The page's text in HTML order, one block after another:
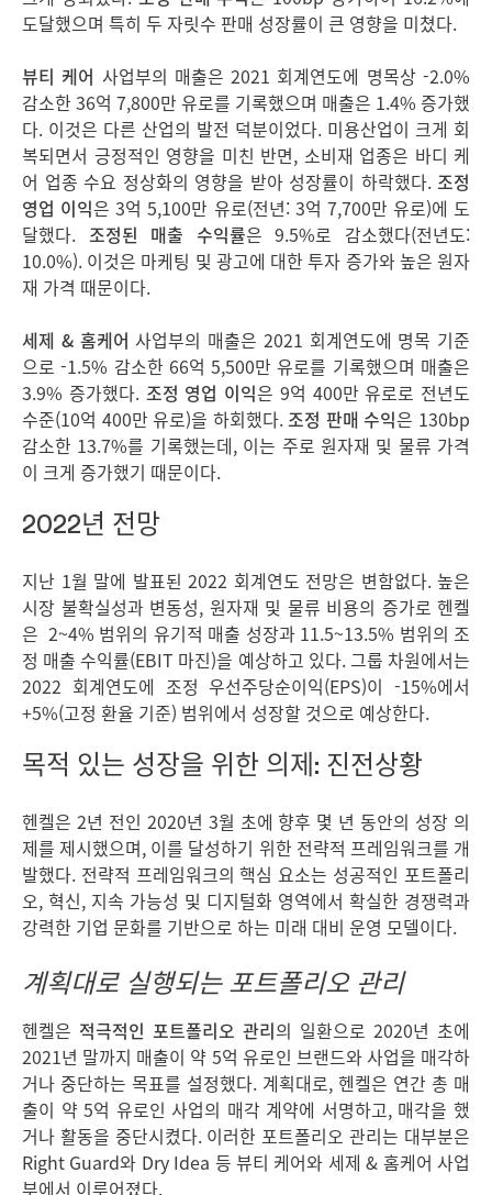
도달했으며 특히 두 자릿수 판매 성장률이 큰 영향을 미쳤다.
뷰티 케어 사업부의 매출은 2021 회계연도에 명목상 -2.0%
감소한 36억 7,800만 유로를 기록했으며 매출은 1.4% 증가했
다. 이것은 다른 산업의 발전 덕분이었다. 미용산업이 크게 회
복되면서 긍정적인 영향을 미친 반면, 소비재 업종은 바디 케
어 업종 수요 정상화의 영향을 받아 성장률이 하락했다. 조정
영업 이익은 3억 5,100만 유로(전년: 3억 7,700만 유로)에 도
달했다. 조정된 매출 수익률은 9.5%로 감소했다(전년도:
10.0%). 이것은 마케팅 및 광고에 대한 투자 증가와 높은 원자
재 가격 때문이다.
세제 & 홈케어 사업부의 매출은 2021 회계연도에 명목 기준
으로 -1.5% 감소한 66억 5,500만 유로를 기록했으며 매출은
3.9% 증가했다. 조정 영업 이익은 9억 400만 유로로 전년도
수준(10억 400만 유로)을 하회했다.조정 판매 수익은 130bp
감소한 13.7%를 기록했는데, 이는 주로 원자재 및 물류 가격
이 크게 증가했기 때문이다.
2022년 전망
지난 1월 말에 발표된 2022 회계연도 전망은 변함없다. 높은
시장 불확실성과 변동성, 원자재 및 물류 비용의 증가로 헨켈
은 2~4% 범위의 유기적 매출 성장과 11.5~13.5% 범위의 조
정 매출 수익률(EBIT 마진)을 예상하고 있다. 그룹 차원에서는
2022 회계연도에 조정 우선주당순이익(EPS)이 -15%에서
+5%(고정 환율 기준) 범위에서 성장할 것으로 예상한다.
목적 있는 성장을 위한 의제: 진전상황
헨켈은 2년 전인 2020년 3월 초에 향후 몇 년 동안의 성장 의
제를 제시했으며, 이를 달성하기 위한 전략적 프레임워크를 개
발했다. 전략적 프레임워크의 핵심 요소는 성공적인 포트폴리
오, 혁신, 지속 가능성 및 디지털화 영역에서 확실한 경쟁력과
강력한 기업 문화를 기반으로 하는 미래 대비 운영 모델이다.
계획대로 실행되는 포트폴리오 관리
헨켈은 적극적인 포트폴리오 관리의 일환으로 2020년 초에
2021년 말까지 매출이 약 5억 유로인 브랜드와 사업을 매각하
거나 중단하는 목표를 설정했다. 계획대로, 헨켈은 연간 총 매
출이 약 5억 유로인 사업의 매각 계약에 서명하고, 매각을 했
거나 활동을 중단시켰다. 이러한 포트폴리오 관리는 대부분은
Right Guard와 Dry Idea 등 뷰티 케어와 세제 & 홈케어 사업
부에서 이루어졌다.